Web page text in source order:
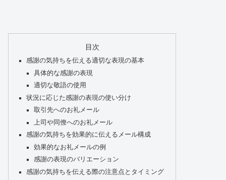
目次
感謝の気持ちを伝える適切な表現の基本
具体的な感謝の表現
適切な敬語の使用
状況に応じた感謝の表現の使い分け
取引先へのお礼メール
上司や同僚へのお礼メール
感謝の気持ちを効果的に伝えるメール構成
効果的なお礼メールの例
感謝の表現のバリエーション
感謝の気持ちを伝える際の注意点とタイミング